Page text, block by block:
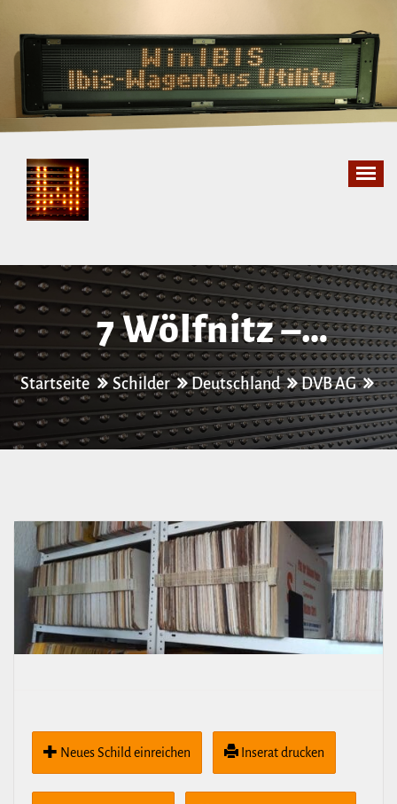
springen
7 Wölfnitz –
Weixdorf
Startseite Schilder Deutschland DVB AG
Neues Schild ein­rei­chen Inserat drucken